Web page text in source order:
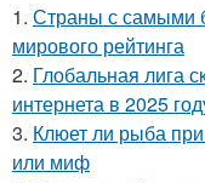
1. Страны с самыми
мирового рейтинга
2. Глобальная лига
интернета в 2025
3. Клюет ли рыба
или миф